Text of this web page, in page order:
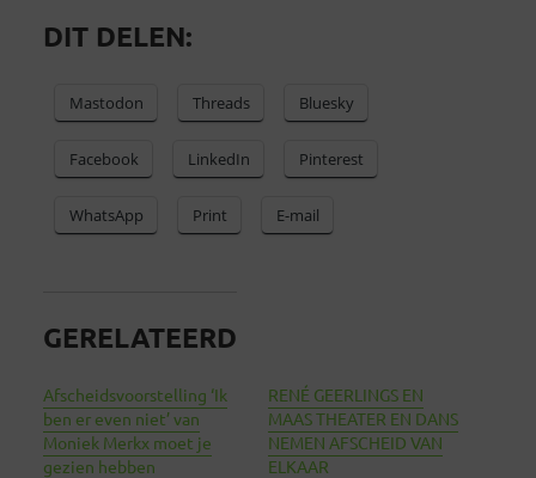
DIT DELEN:
Mastodon Threads Bluesky
Facebook LinkedIn Pinterest
WhatsApp Print E-mail
GERELATEERD
Afscheidsvoorstelling ‘Ik
ben er even niet’ van
Moniek Merkx moet je
gezien hebben
RENÉ GEERLINGS EN
MAAS THEATER EN DANS
NEMEN AFSCHEID VAN
ELKAAR